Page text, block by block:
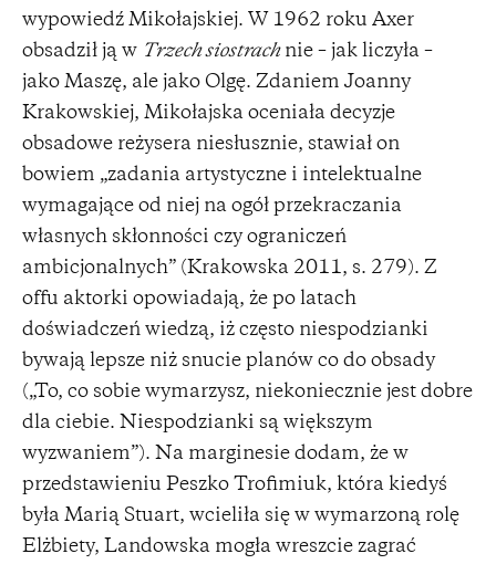
wypowiedź Mikołajskiej. W 1962 roku Axer
obsadził ją w Trzech siostrachnie – jak liczyła –
jako Maszę, ale jako Olgę. Zdaniem Joanny
Krakowskiej, Mikołajska oceniała decyzje
obsadowe reżysera niesłusznie, stawiał on
bowiem „zadania artystyczne i intelektualne
wymagające od niej na ogół przekraczania
własnych skłonności czy ograniczeń
ambicjonalnych” (Krakowska 2011, s. 279). Z
offu aktorki opowiadają, że po latach
doświadczeń wiedzą, iż często niespodzianki
bywają lepsze niż snucie planów co do obsady
(„To, co sobie wymarzysz, niekoniecznie jest dobre
dla ciebie. Niespodzianki są większym
wyzwaniem”). Na marginesie dodam, że w
przedstawieniu Peszko Trofimiuk, która kiedyś
była Marią Stuart, wcieliła się w wymarzoną rolę
Elżbiety, Landowska mogła wreszcie zagrać